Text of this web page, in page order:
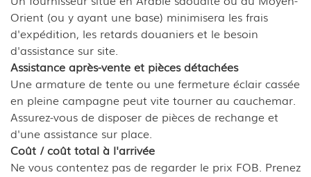
Orient (ou y ayant une base) minimisera les frais
d'expédition, les retards douaniers et le besoin
d'assistance sur site.
Assistance après-vente et pièces détachées
Une armature de tente ou une fermeture éclair cassée
en pleine campagne peut vite tourner au cauchemar.
Assurez-vous de disposer de pièces de rechange et
d'une assistance sur place.
Coût / coût total à l'arrivée
Ne vous contentez pas de regarder le prix FOB. Prenez